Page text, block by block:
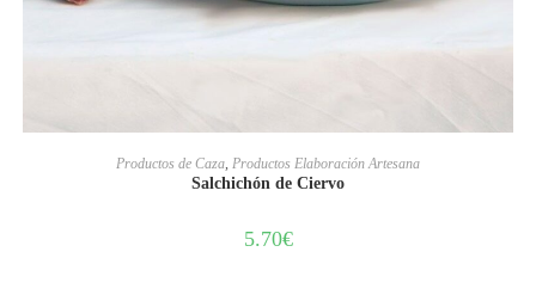
AÑADIR AL CARRITO
Productos de Caza, Productos Elaboración Artesana
Salchichón de Ciervo
5.70€